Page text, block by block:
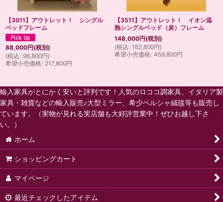
【3011】アウトレット！ シングル
ベッドフレーム
88,000円(税別)
(税込 : 96,800円)
希望小売価格: 217,800円
【3511】アウトレット！ イオン温
熱シングルベッド（炭）フレーム
148,000円(税別)
(税込 : 162,800円)
希望小売価格: 459,800円
輸入家具がとにかく安いと評判です！人気のロココ調家具、イタリア製
家具・雑貨などの輸入販売♪大型ミラー、希少ペルシャ絨毯等も販売し
ています。（実物が見れる実店舗も大好評営業中！ぜひお越し下さ
い。）
ホーム
ショッピングカート
マイページ
最近チェックしたアイテム